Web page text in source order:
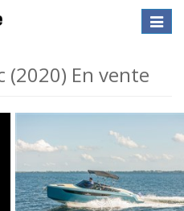
Toggle
(2020) En vente